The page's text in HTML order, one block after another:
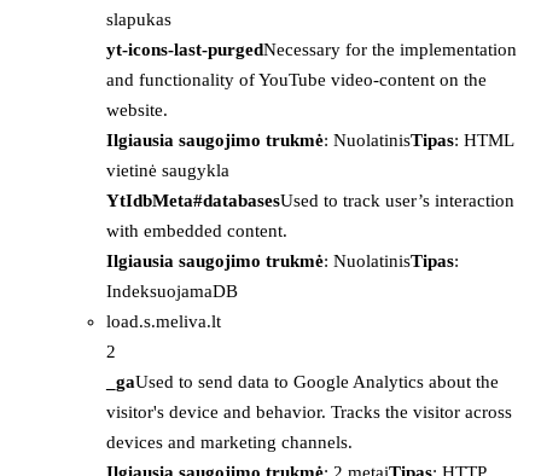
slapukas
yt-icons-last-purgedNecessary for the implementation
and functionality of YouTube video-content on the
website.
Ilgiausia saugojimo trukmė: NuolatinisTipas: HTML
vietinė saugykla
YtIdbMeta#databasesUsed to track user’s interaction
with embedded content.
Ilgiausia saugojimo trukmė: NuolatinisTipas:
IndeksuojamaDB
load.s.meliva.lt
2
_gaUsed to send data to Google Analytics about the
visitor's device and behavior. Tracks the visitor across
devices and marketing channels.
Ilgiausia saugojimo trukmė: 2 metaiTipas: HTTP